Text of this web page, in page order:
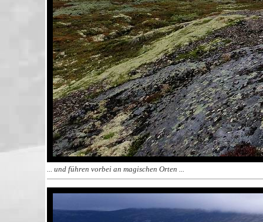
... und führen vorbei an magischen Orten ...